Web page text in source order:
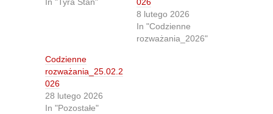
o
e
r
(
e
n
o
k
O
p
e
In "Tyra Stan"
026
8 lutego 2026
In "Codzienne
rozważania_2026"
Codzienne
rozważania_25.02.2
026
28 lutego 2026
In "Pozostałe"